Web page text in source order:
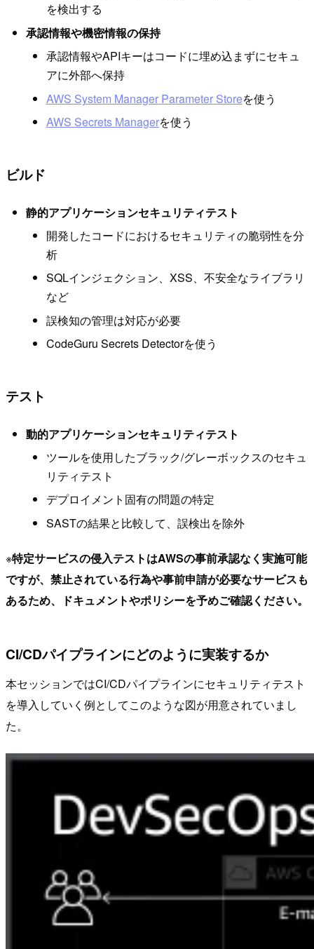
を検出する
承認情報や機密情報の保持
承認情報やAPIキーはコードに埋め込まずにセキュ
アに外部へ保持
AWS System Manager Parameter Storeを使う
AWS Secrets Managerを使う
ビルド
静的アプリケーションセキュリティテスト
開発したコードにおけるセキュリティの脆弱性を分
析
SQLインジェクション、XSS、不安全なライブラリ
など
誤検知の管理は対応が必要
CodeGuru Secrets Detectorを使う
テスト
動的アプリケーションセキュリティテスト
ツールを使用したブラック/グレーボックスのセキュ
リティテスト
デプロイメント固有の問題の特定
SASTの結果と比較して、誤検出を除外
※特定サービスの侵入テストはAWSの事前承認なく実施可能
ですが、禁止されている行為や事前申請が必要なサービスも
あるため、ドキュメントやポリシーを予めご確認ください。
CI/CDパイプラインにどのように実装するか
本セッションではCI/CDパイプラインにセキュリティテスト
を導入していく例としてこのような図が用意されていまし
た。